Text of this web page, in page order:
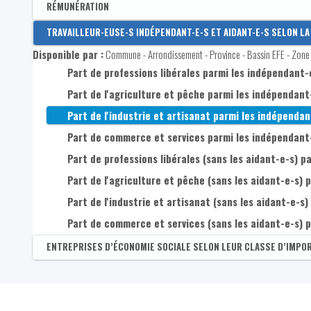
Nombre d'établissements de 10 à 19 postes salariés
Nombre d'établissements de 20 à 49 postes salariés
Nombre d'établissements de 50 à 99 postes salariés
Nombre d'établissements de 100 postes salariés et
Part de postes dans la construction parmi l'ensemble
Part de postes dans le commerce, transports, horeca
Part de postes dans l'information et communication
Part de postes dans les finances et assurances parmi
Part de postes dans l'immobilier parmi l'ensemble
Part de postes dans les services spécialisés et
Part de postes dans l'administration, défense,
Part de postes dans les autres services parmi
Part des postes de travail dans les services à niveau
Disponible par :Commune - Arrondissement - Province - Bassin EFE -
Part des postes de travail dans les industries de
RÉMUNÉRATION
Disponible par :Arrondissement - Province
Rémunération par salarié selon le lieu de travail
TRAVAILLEUR-EUSE-S INDÉPENDANT-E-S ET AIDANT-E-S SELON
Disponible par :Commune - Arrondissement - Province - Bassin EFE -
Part de professions libérales parmi les
Part de l'agriculture et pêche parmi les
Part de l'industrie et artisanat parmi les
Part de commerce et services parmi les
Part de professions libérales (sans les aidant-e-s)
Part de l'agriculture et pêche (sans les aidant-e-s)
Part de l'industrie et artisanat (sans les aidant-e-s)
Part de commerce et services (sans les aidant-e-s)
ENTREPRISES D’ÉCONOMIE SOCIALE SELON LEUR CLASSE